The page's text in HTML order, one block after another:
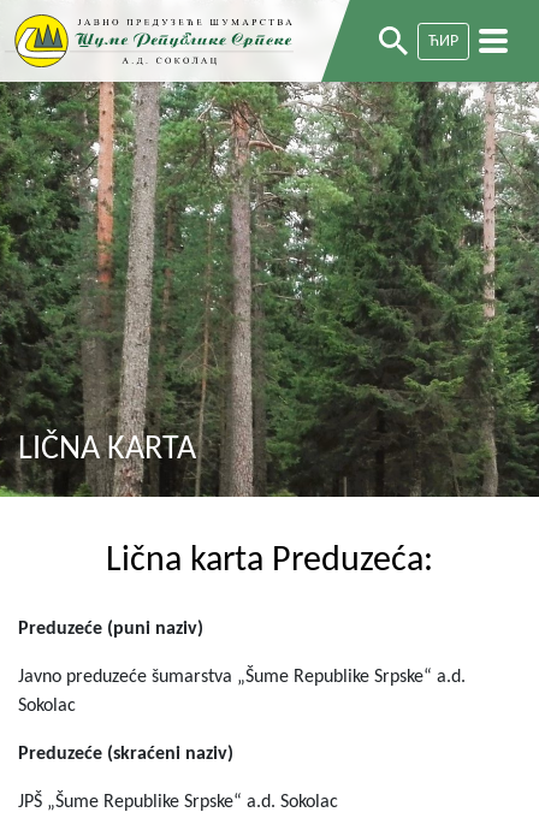
ЋИР
LIČNA KARTA
Lična karta Preduzeća:
Preduzeće (puni naziv)
Javno preduzeće šumarstva „Šume Republike Srpske“ a.d.
Sokolac
Preduzeće (skraćeni naziv)
JPŠ „Šume Republike Srpske“ a.d. Sokolac